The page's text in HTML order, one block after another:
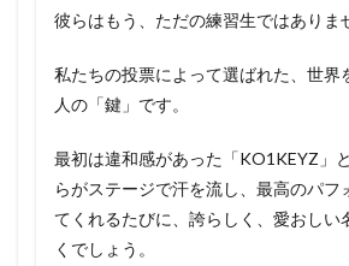
彼らはもう、ただの練習生ではありま
私たちの投票によって選ばれた、世界
人の「鍵」です。
最初は違和感があった「KO1KEYZ」
らがステージで汗を流し、最高のパフ
てくれるたびに、誇らしく、愛おしい
くでしょう。